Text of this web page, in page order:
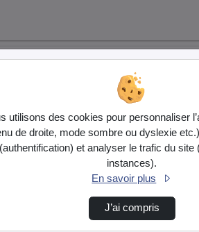
utilisons des cookies pour personnaliser
de droite, mode sombre ou dyslexie
(authentification) et analyser le trafic du site
instances).
En savoir plus
J’ai compris